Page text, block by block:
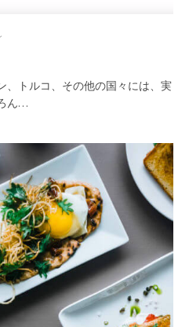
、トルコ、その他の国々には、実
ん…